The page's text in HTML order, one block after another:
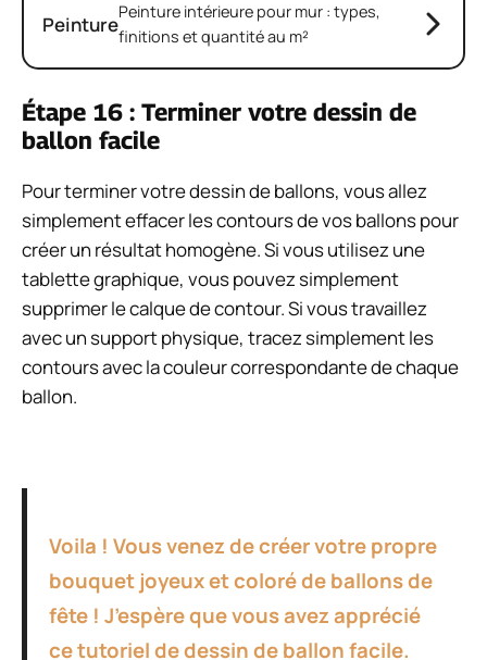
PeinturePeinture intérieure pour mur : types,
finitions et quantité au m²
Étape 16 : Terminer votre dessin de
ballon facile
Pour terminer votre dessin de ballons, vous allez
simplement effacer les contours de vos ballons pour
créer un résultat homogène. Si vous utilisez une
tablette graphique, vous pouvez simplement
supprimer le calque de contour. Si vous travaillez
avec un support physique, tracez simplement les
contours avec la couleur correspondante de chaque
ballon.
Voila ! Vous venez de créer votre propre
bouquet joyeux et coloré de ballons de
fête ! J’espère que vous avez apprécié
ce tutoriel de dessin de ballon facile.